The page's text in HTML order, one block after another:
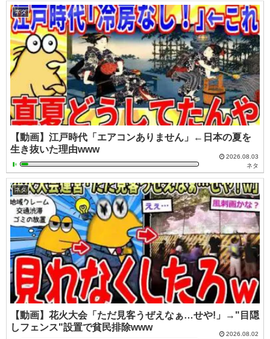
ネタ
【動画】江戸時代「エアコンありません」←日本の夏を
生き抜いた理由www
2026.08.03
ネタ
ネタ
【動画】花火大会「ただ見客うぜえなぁ…せや!」→"目隠
しフェンス"設置で貧民排除www
2026.08.02